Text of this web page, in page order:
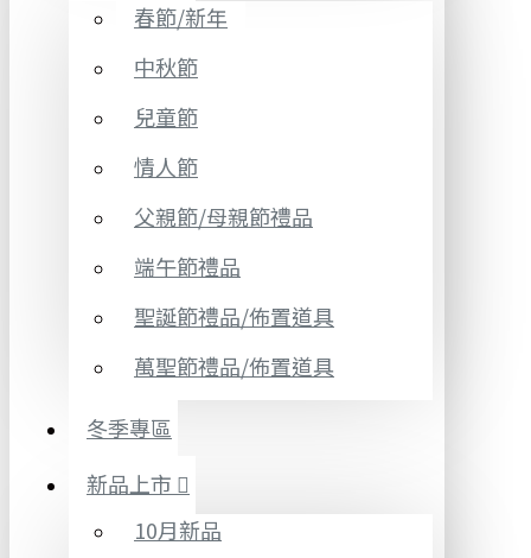
春節/新年
中秋節
兒童節
情人節
父親節/母親節禮品
端午節禮品
聖誕節禮品/佈置道具
萬聖節禮品/佈置道具
冬季專區
新品上市
10月新品